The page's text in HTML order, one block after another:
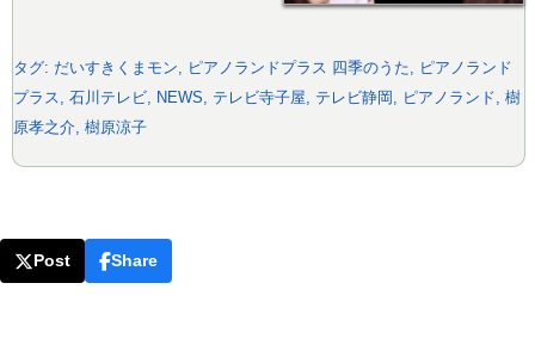
タグ: だいすきくまモン, ピアノランドプラス 四季のうた, ピアノランド
プラス, 石川テレビ, NEWS, テレビ寺子屋, テレビ静岡 , ピアノランド, 樹
原孝之介, 樹原涼子
Post Share